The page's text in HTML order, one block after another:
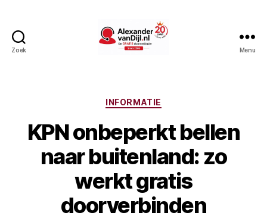
Zoek Menu
Categorieën
INFORMATIE
KPN onbeperkt bellen
naar buitenland: zo
werkt gratis
doorverbinden